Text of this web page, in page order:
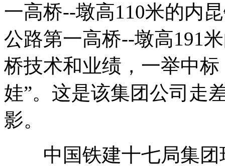
一高桥--墩高110米的内
公路第一高桥--墩高191
桥技术和业绩，一举中
娃”。这是该集团公司走
影。
中国铁建十七局集团